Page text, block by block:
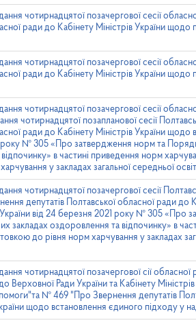
чотирнадцятої позачергової сесії
ради до Кабінету Міністрів України
чотирнадцятої позачергової сесії
ради до Кабінету Міністрів України
чотирнадцятої позачергової сесії
чотирнадцятої позапланової сесії
ради до Кабінету Міністрів України
року № 305 «Про затвердження норм та
в частині приведення норм
у закладах загальної середньої
чотирнадцятої позачергової сесії
депутатів Полтавської обласної ради до
від 24 березня 2021 року № 305 «Про
закладах оздоровлення та відпочинку» в
до рівня норм харчування у закладах
чотирнадцятої позачергової сії
Верховної Ради України та Кабінету
№ 469 "Про Звернення депутатів
щодо встановлення єдиного підходу у